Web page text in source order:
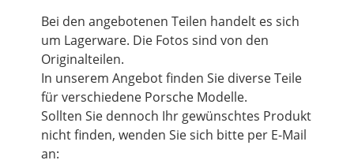
Bei den angebotenen Teilen handelt es sich
um Lagerware. Die Fotos sind von den
Originalteilen.
In unserem Angebot finden Sie diverse Teile
für verschiedene Porsche Modelle.
Sollten Sie dennoch Ihr gewünschtes Produkt
nicht finden, wenden Sie sich bitte per E-Mail
an: